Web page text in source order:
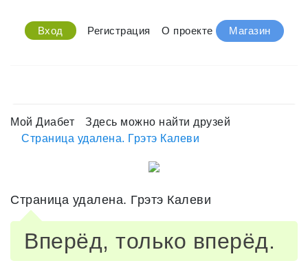
Вход Регистрация О проекте Магазин
Мой Диабет
Здесь можно найти друзей
Страница удалена. Грэтэ Калеви
Страница удалена. Грэтэ Калеви
Вперёд, только вперёд.